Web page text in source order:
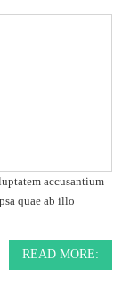
accusantium
quae ab illo
READ MORE: